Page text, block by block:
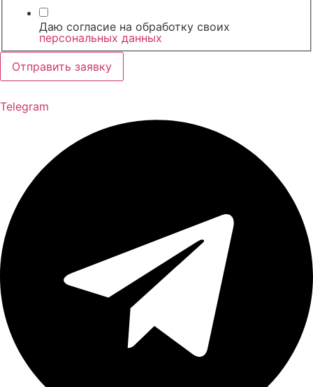
Даю согласие на обработку своих
персональных данных
Отправить заявку
Telegram